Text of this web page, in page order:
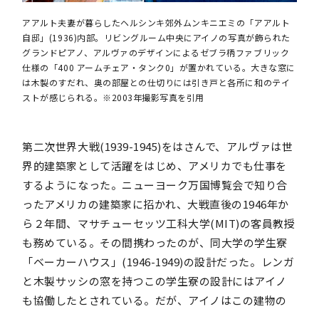
アアルト夫妻が暮らしたヘルシンキ郊外ムンキニエミの「アアルト
自邸」(1936)内部。リビングルーム中央にアイノの写真が飾られた
グランドピアノ、アルヴァのデザインによるゼブラ柄ファブリック
仕様の「400 アームチェア・タンク0」が置かれている。大きな窓に
は木製のすだれ、奥の部屋との仕切りには引き戸と各所に和のテイ
ストが感じられる。※2003年撮影写真を引用
第二次世界大戦(1939-1945)をはさんで、アルヴァは世
界的建築家として活躍をはじめ、アメリカでも仕事を
するようになった。ニューヨーク万国博覧会で知り合
ったアメリカの建築家に招かれ、大戦直後の1946年か
ら２年間、マサチューセッツ工科大学(MIT)の客員教授
も務めている。その間携わったのが、同大学の学生寮
「ベーカーハウス」(1946-1949)の設計だった。レンガ
と木製サッシの窓を持つこの学生寮の設計にはアイノ
も協働したとされている。だが、アイノはこの建物の